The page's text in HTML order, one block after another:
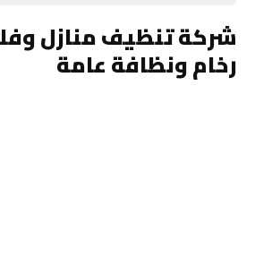
شركة تنظيف منازل
رخام ونظافة عامة